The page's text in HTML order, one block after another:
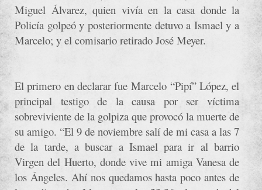
Miguel Álvarez, quien vivía en la casa donde la
Policía golpeó y posteriormente detuvo a Ismael y a
Marcelo; y el comisario retirado José Meyer.
El primero en declarar fue Marcelo “Pipí” López, el
principal testigo de la causa por ser víctima
sobreviviente de la golpiza que provocó la muerte de
su amigo. “El 9 de noviembre salí de mi casa a las 7
de la tarde, a buscar a Ismael para ir al barrio
Virgen del Huerto, donde vive mi amiga Vanesa de
los Ángeles. Ahí nos quedamos hasta poco antes de